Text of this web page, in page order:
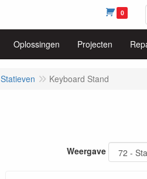
0
Oplossingen Projecten
Statieven Keyboard Stand
Weergave